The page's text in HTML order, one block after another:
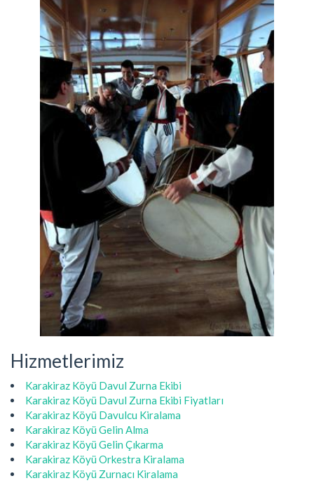
Hizmetlerimiz
Karakiraz Köyü Davul Zurna Ekibi
Karakiraz Köyü Davul Zurna Ekibi Fiyatları
Karakiraz Köyü Davulcu Kiralama
Karakiraz Köyü Gelin Alma
Karakiraz Köyü Gelin Çıkarma
Karakiraz Köyü Orkestra Kiralama
Karakiraz Köyü Zurnacı Kiralama